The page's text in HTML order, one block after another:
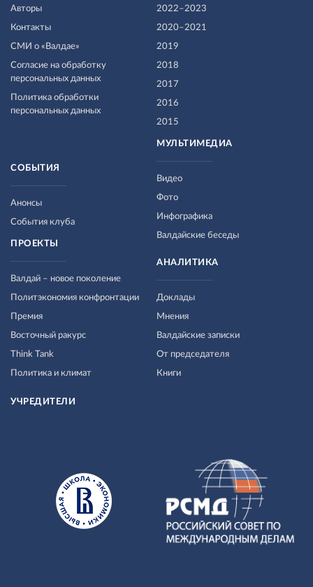
Авторы
Контакты
СМИ о «Валдае»
Согласие на обработку
персональных данных
Политика обработки
персональных данных
2022–2023
2020–2021
2019
2018
2017
2016
2015
МУЛЬТИМЕДИА
Видео
Фото
Инфографика
Валдайские беседы
СОБЫТИЯ
Анонсы
События клуба
ПРОЕКТЫ
Валдай – новое поколение
Политэкономия конфронтации
Премия
Восточный ракурс
Think Tank
Политика и климат
АНАЛИТИКА
Доклады
Мнения
Валдайские записки
От председателя
Книги
УЧРЕДИТЕЛИ